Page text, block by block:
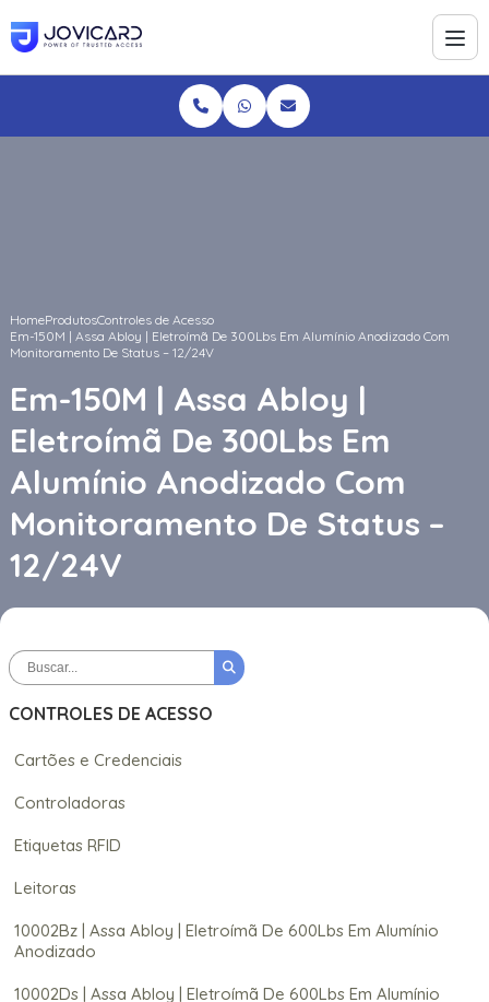
HomeProdutosControles de Acesso
Em-150M | Assa Abloy | Eletroímã De 300Lbs Em Alumínio Anodizado Com
Monitoramento De Status – 12/24V
Em-150M | Assa Abloy |
Eletroímã De 300Lbs Em
Alumínio Anodizado Com
Monitoramento De Status –
12/24V
CONTROLES DE ACESSO
Cartões e Credenciais
Controladoras
Etiquetas RFID
Leitoras
10002Bz | Assa Abloy | Eletroímã De 600Lbs Em Alumínio
Anodizado
10002Ds | Assa Abloy | Eletroímã De 600Lbs Em Alumínio